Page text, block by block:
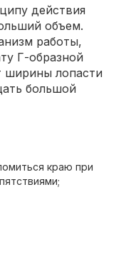
действия
объем.
работы,
Г-образной
ширины лопасти
большой
краю при